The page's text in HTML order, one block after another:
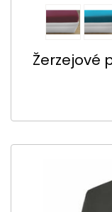
Žerzejové